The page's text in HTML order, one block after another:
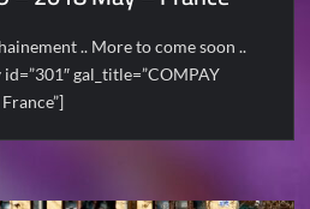
.. More to come soon ..
gal_title=”COMPAY